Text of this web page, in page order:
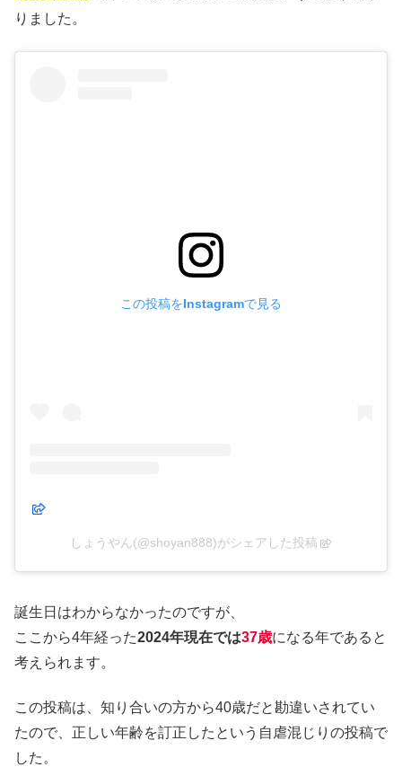
りました。
この投稿をInstagramで見る
しょうやん(@shoyan888)がシェアした投稿
誕生日はわからなかったのですが、
ここから4年経った2024年現在では37歳になる年であると
考えられます。
この投稿は、知り合いの方から40歳だと勘違いされてい
たので、正しい年齢を訂正したという自虐混じりの投稿で
した。